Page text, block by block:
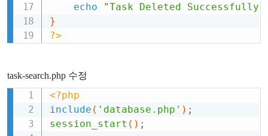
echo "Task Deleted Successfully"
}
?>
task-search.php 수정
<?php
include ( 'database.php' ) ;
session_start ( ) ;